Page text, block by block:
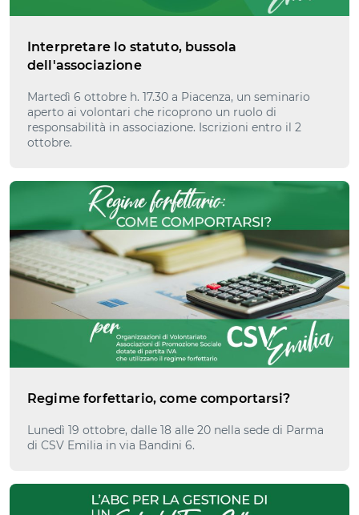
Interpretare lo statuto, bussola
dell'associazione
Martedì 6 ottobre h. 17.30 a Piacenza, un seminario
aperto ai volontari che ricoprono un ruolo di
responsabilità in associazione. Iscrizioni entro il 2
ottobre.
Regime forfettario, come comportarsi?
Lunedì 19 ottobre, dalle 18 alle 20 nella sede di Parma
di CSV Emilia in via Bandini 6.